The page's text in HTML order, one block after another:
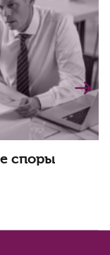
споры